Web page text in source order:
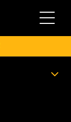
Beralih